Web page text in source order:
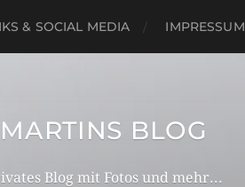
& SOCIAL MEDIA IMPRESSUM
MARTINS BLOG
Blog mit Fotos und mehr...